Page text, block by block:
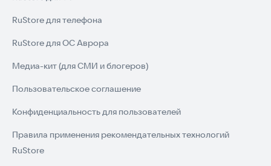
RuStore для телефона
RuStore для ОС Аврора
Медиа-кит (для СМИ и блогеров)
Пользовательское соглашение
Конфиденциальность для пользователей
Правила применения рекомендательных технологий
RuStore